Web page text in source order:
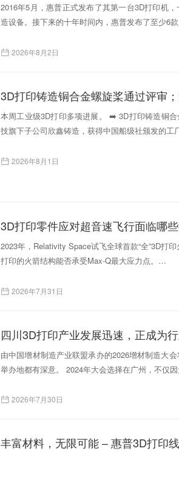
2016年5月，惠普正式发布了其第一台3D打印机
造设备。接下来的十年时间内，惠普发布了至少6
2026年8月2日
本周工业级3D打印多项进展。 ➡️ 3D打印铸造铜
技旗下子公司欣鑫铸造，获得中国船级社颁发的
2026年8月1日
3D打印零件应对超音速飞行面临哪
2023年，Relativity Space试飞全球首款“全”3D打
打印的火箭结构能否承受Max-Q最大应力点。…
2026年7月31日
四川3D打印产业发展迅速，正成为
由中国增材制造产业联盟承办的2026增材制造大
举办地都有深意。 2024年大会选择在广州，不仅
2026年7月30日
丰富材料，无限可能 – 惠普3D打印